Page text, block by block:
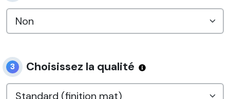
3 Choisissez la qualité